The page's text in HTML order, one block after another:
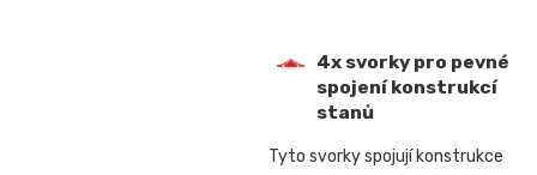
4x svorky pro pevné
spojení konstrukcí
stanů
Tyto svorky spojují konstrukce